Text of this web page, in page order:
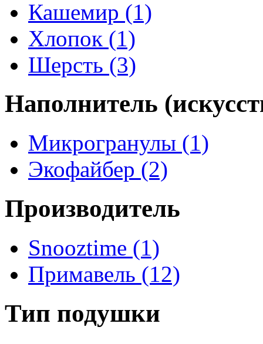
Кашемир (1)
Хлопок (1)
Шерсть (3)
Наполнитель
Микрогранулы (1)
Экофайбер (2)
Производитель
Snooztime (1)
Примавель (12)
Тип подушки